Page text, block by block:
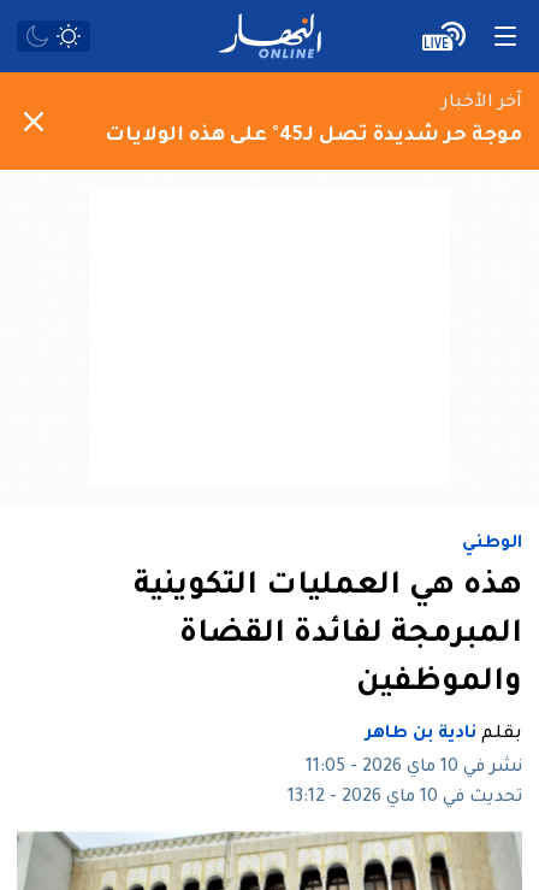
آخر الأخبار
موجة حر شديدة تصل لـ45° على هذه الولايات
الوطني
هذه هي العمليات التكوينية
المبرمجة لفائدة القضاة
والموظفين
بقلم نادية بن طاهر
نشر في 10 ماي 2026 - 11:05
تحديث في 10 ماي 2026 - 13:12